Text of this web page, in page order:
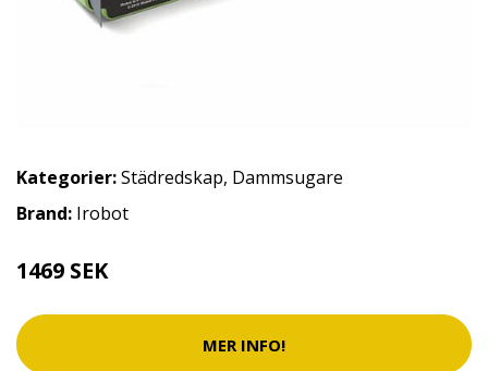
Kategorier:Städredskap, Dammsugare
Brand: Irobot
1469 SEK
MER INFO!